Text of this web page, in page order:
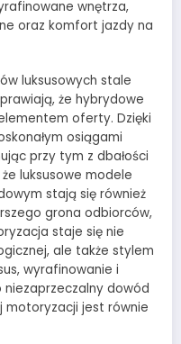
wnętrza,
oraz komfort jazdy na
luksusowych stale
że hybrydowe
oferty. Dzięki
osiągami
przy tym z dbałości
luksusowe modele
stają się również
grona odbiorców,
staje się nie
ale także stylem
wyrafinowanie i
niezaprzeczalny dowód
motoryzacji jest równie